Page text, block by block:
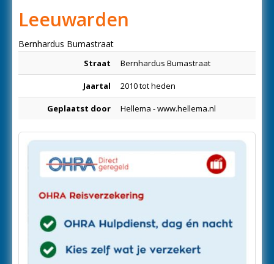
Leeuwarden
Bernhardus Bumastraat
Straat Bernhardus Bumastraat
Jaartal 2010 tot heden
Geplaatst door Hellema - www.hellema.nl